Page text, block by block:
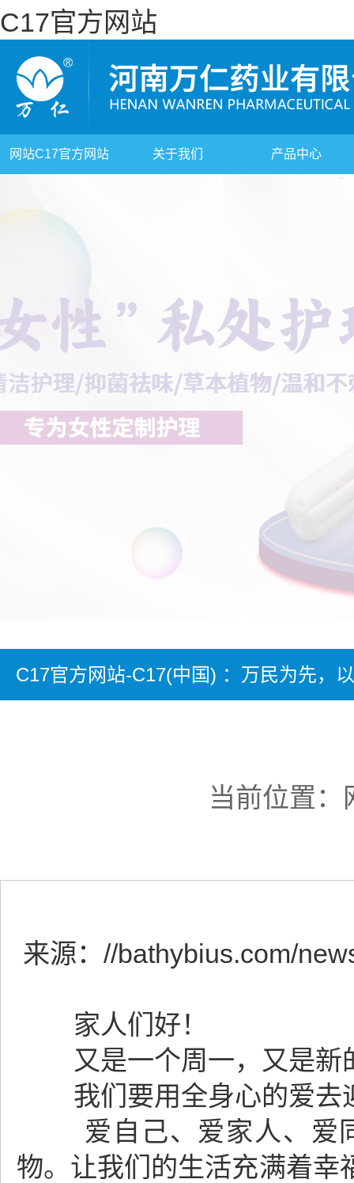
C17官方网站
网站C17官方网站 关于我们 产品中心
C17官方网站-C17(中国) ：万民为先，
当前位置：
来源： //bathybius.com/
家人们好！
又是一个周一，又是新
我们要用全身心的爱去
爱自己、爱家人、爱同
物。让我们的生活充满着幸